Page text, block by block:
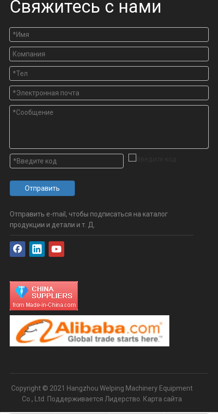
Свяжитесь с нами
Отправить
Отправить e-mail, чтобы подписаться на каталог
продукции и детали и т. Д.
Copyright © 2021 Hangzhou Welping Machinery Equipment
Co., Ltd. Поддерживается Лидерство Карта сайта